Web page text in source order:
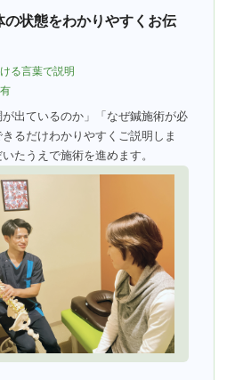
の状態をわかりやすくお伝
る言葉で説明
が出ているのか」「なぜ鍼施術が必
るだけわかりやすくご説明しま
たうえで施術を進めます。